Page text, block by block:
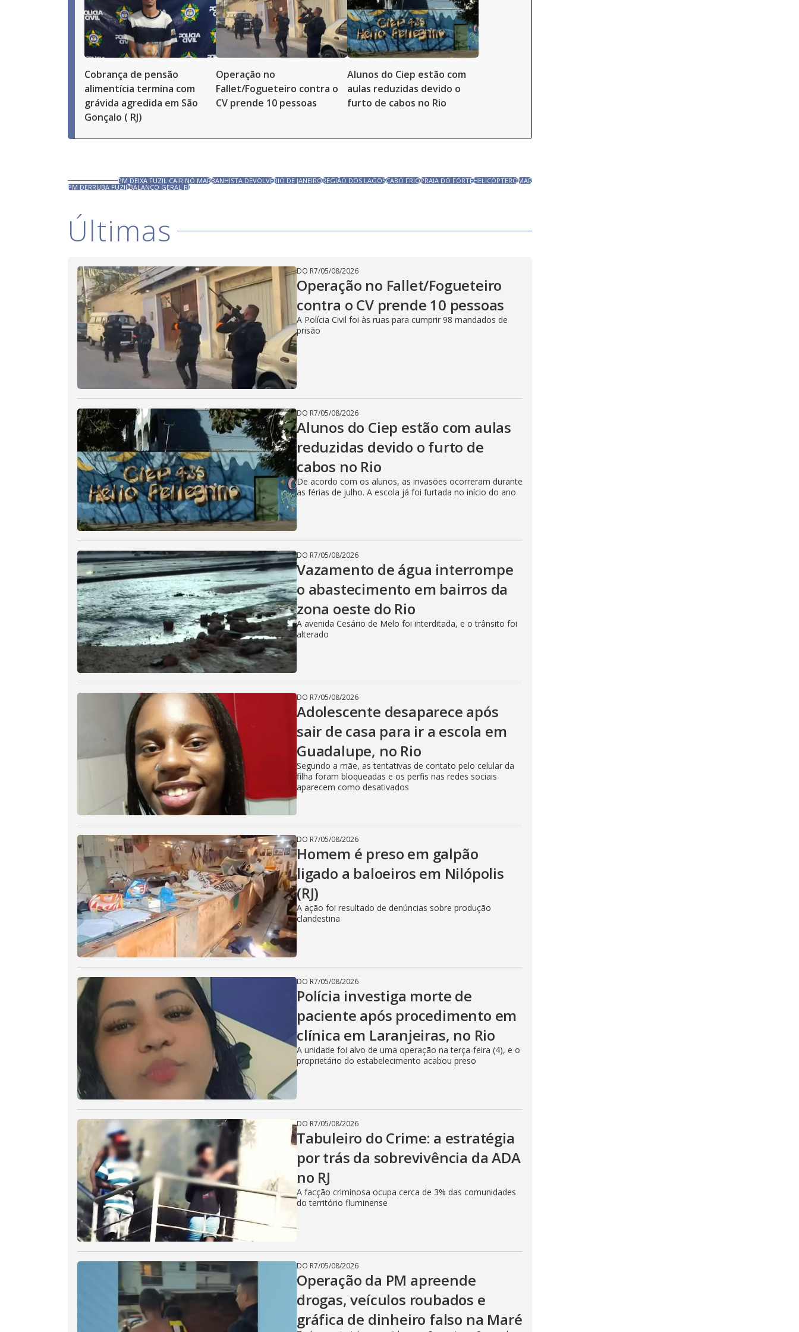
Cobrança de pensão
alimentícia termina com
grávida agredida em São
Gonçalo ( RJ)
Operação no
Fallet/Fogueteiro contra o
CV prende 10 pessoas
Alunos do Ciep estão com
aulas reduzidas devido o
furto de cabos no Rio
PM DEIXA FUZIL CAIR NO MARBANHISTA DEVOLVERIO DE JANEIROREGIÃO DOS LAGOSCABO FRIOPRAIA DO FORTEHELICÓPTEROMAR
PM DERRUBA FUZILBALANÇO GERAL RJ
Últimas
DO R7/05/08/2026
Operação no Fallet/Fogueteiro
contra o CV prende 10 pessoas
A Polícia Civil foi às ruas para cumprir 98 mandados de
prisão
DO R7/05/08/2026
Alunos do Ciep estão com aulas
reduzidas devido o furto de
cabos no Rio
De acordo com os alunos, as invasões ocorreram durante
as férias de julho. A escola já foi furtada no início do ano
DO R7/05/08/2026
Vazamento de água interrompe
o abastecimento em bairros da
zona oeste do Rio
A avenida Cesário de Melo foi interditada, e o trânsito foi
alterado
DO R7/05/08/2026
Adolescente desaparece após
sair de casa para ir a escola em
Guadalupe, no Rio
Segundo a mãe, as tentativas de contato pelo celular da
filha foram bloqueadas e os perfis nas redes sociais
aparecem como desativados
DO R7/05/08/2026
Homem é preso em galpão
ligado a baloeiros em Nilópolis
(RJ)
A ação foi resultado de denúncias sobre produção
clandestina
DO R7/05/08/2026
Polícia investiga morte de
paciente após procedimento em
clínica em Laranjeiras, no Rio
A unidade foi alvo de uma operação na terça-feira (4), e o
proprietário do estabelecimento acabou preso
DO R7/05/08/2026
Tabuleiro do Crime: a estratégia
por trás da sobrevivência da ADA
no RJ
A facção criminosa ocupa cerca de 3% das comunidades
do território fluminense
DO R7/05/08/2026
Operação da PM apreende
drogas, veículos roubados e
gráfica de dinheiro falso na Maré